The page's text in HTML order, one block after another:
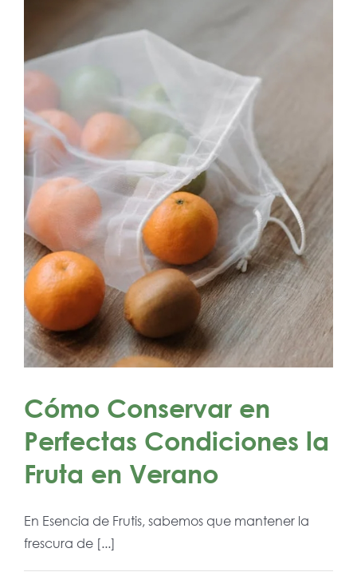
Cómo Conservar en
Perfectas Condiciones la
Fruta en Verano
En Esencia de Frutis, sabemos que mantener la
frescura de [...]